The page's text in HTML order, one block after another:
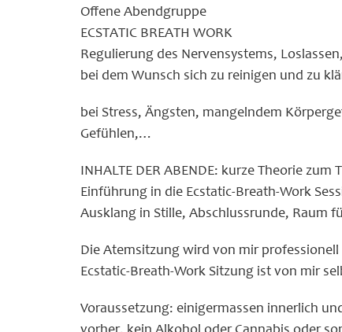
Offene Abendgruppe
ECSTATIC BREATH WORK
Regulierung des Nervensystems,
bei dem Wunsch sich zu reinigen und zu
bei Stress, Ängsten, mangelndem
Gefühlen,…
INHALTE DER ABENDE: kurze Theorie
Einführung in die Ecstatic-Breath-Work
Ausklang in Stille, Abschlussrunde, Raum
Die Atemsitzung wird von mir
Ecstatic-Breath-Work Sitzung ist von mir
Voraussetzung: einigermassen innerlich